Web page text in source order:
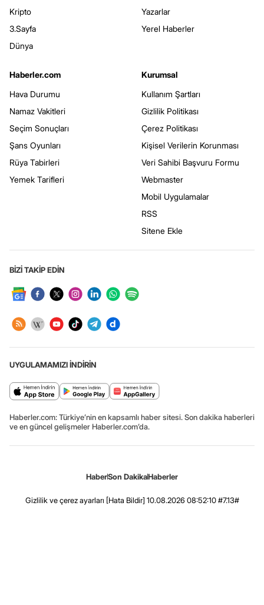
Kripto
3.Sayfa
Dünya
Yazarlar
Yerel Haberler
Haberler.com
Hava Durumu
Namaz Vakitleri
Seçim Sonuçları
Şans Oyunları
Rüya Tabirleri
Yemek Tarifleri
Kurumsal
Kullanım Şartları
Gizlilik Politikası
Çerez Politikası
Kişisel Verilerin Korunması
Veri Sahibi Başvuru Formu
Webmaster
Mobil Uygulamalar
RSS
Sitene Ekle
BİZİ TAKİP EDİN
UYGULAMAMIZI İNDİRİN
Haberler.com: Türkiye’nin en kapsamlı haber sitesi. Son dakika haberleri
ve en güncel gelişmeler Haberler.com’da.
HaberSon DakikaHaberler
Gizlilik ve çerez ayarları [Hata Bildir] 10.08.2026 08:52:10 #7.13#